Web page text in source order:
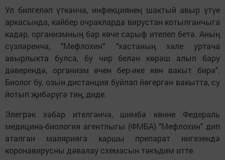
Ул билгеләп үткәнчә, инфекциянең шактый авыр үтүе
аркасында, кайбер очракларда вирустан котылганчыга
кадәр, организмның бар көче сарыф ителеп бетә. Аның
сүзләренчә, "Мефлохин" "хастаның хәле уртача
авырлыкта булса, бу чир белән көрәш алып бару
дәверендә, организм өчен бер-ике көн вакыт бирә".
Биолог бу, озын дистанция буйлап йөгергән вакытта, су
йотып җибәрүгә тиң, диде.
Элегрәк хәбәр ителгәнчә, шимбә көнне Федераль
медицина-биология агентлыгы (ФМБА) "Мефлохин" дип
аталган малярияга каршы препарат нигезендә
коронавирусны дәвалау схемасын тәкъдим итте.